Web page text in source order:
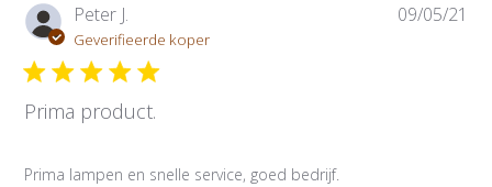
Peter J.
Geverifieerde koper
Prima product.
Prima lampen en snelle service, goed bedrijf.
09/05/21